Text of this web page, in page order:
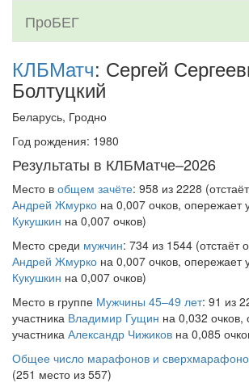
ПроБЕГ
КЛБМатч: Сергей
Болтуцкий
Беларусь, Гродно
Год рождения: 1980
Результаты в КЛБМатче–2026
Место в общем зачёте: 958 из 2228
Андрей Жмурко на 0,007 очков, опережает
Кукушкин на 0,007 очков)
Место среди мужчин: 734 из 1544 (отстаёт
Андрей Жмурко на 0,007 очков, опережает
Кукушкин на 0,007 очков)
Место в группе Мужчины 45–49 лет: 91 из
участника Владимир Гущин на 0,032 очков,
участника Александр Чижиков на 0,085
Общее число марафонов и
(251 место из 557)